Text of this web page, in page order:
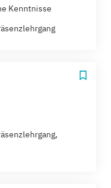
Kenntnisse